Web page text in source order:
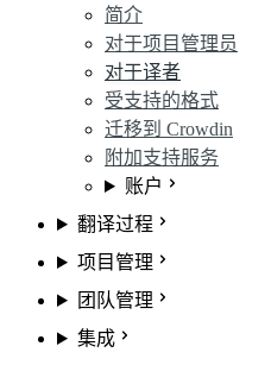
简介
对于项目管理员
对于译者
受支持的格式
迁移到 Crowdin
附加支持服务
账户
翻译过程
项目管理
团队管理
集成